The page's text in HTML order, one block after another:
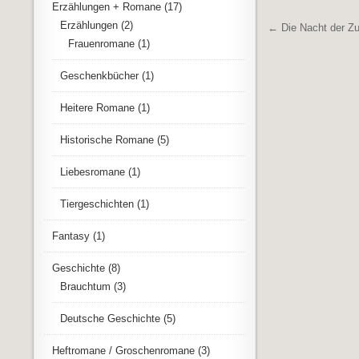
← Die Nacht der
Erzählungen + Romane (17)
Erzählungen (2)
Frauenromane (1)
Geschenkbücher (1)
Heitere Romane (1)
Historische Romane (5)
Liebesromane (1)
Tiergeschichten (1)
Fantasy (1)
Geschichte (8)
Brauchtum (3)
Deutsche Geschichte (5)
Heftromane / Groschenromane (3)